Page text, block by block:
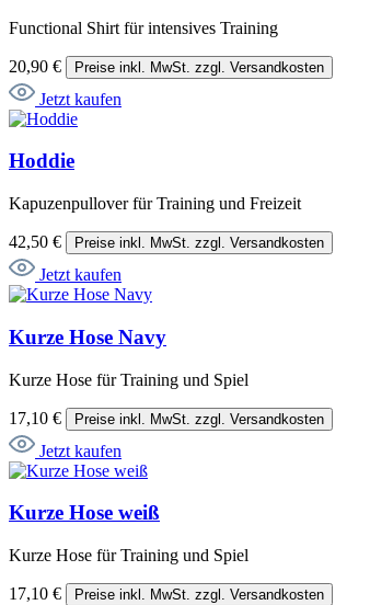
Functional Shirt für intensives Training
20,90 € Preise inkl. MwSt. zzgl. Versandkosten
Jetzt kaufen
Hoddie
Kapuzenpullover für Training und Freizeit
42,50 € Preise inkl. MwSt. zzgl. Versandkosten
Jetzt kaufen
Kurze Hose Navy
Kurze Hose für Training und Spiel
17,10 € Preise inkl. MwSt. zzgl. Versandkosten
Jetzt kaufen
Kurze Hose weiß
Kurze Hose für Training und Spiel
17,10 € Preise inkl. MwSt. zzgl. Versandkosten